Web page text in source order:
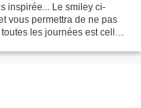
inspirée... Le smiley ci-
vous permettra de ne pas
les journées est celle